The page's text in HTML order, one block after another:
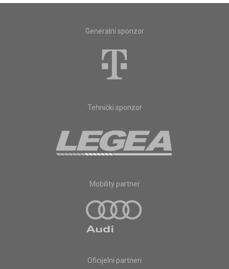
Generalni sponzor
Tehnički sponzor
Mobility partner
Oficijelni partneri